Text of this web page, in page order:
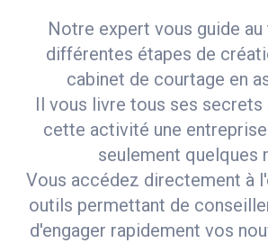
Notre expert vous guide
différentes étapes de
cabinet de courtage en
Il vous livre tous ses
cette activité une
seulement quelques
Vous accédez directement à
outils permettant de
d'engager rapidement vos